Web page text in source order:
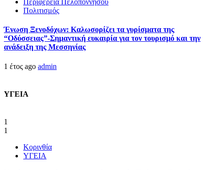
Περιφέρεια Πελοποννήσου
Πολιτισμός
Ένωση Ξενοδόχων: Καλωσορίζει τα γυρίσματα της
“Οδύσσειας”-Σημαντική ευκαιρία για τον τουρισμό και την
ανάδειξη της Μεσσηνίας
1 έτος ago admin
ΥΓΕΙΑ
1
1
Κορινθία
ΥΓΕΙΑ